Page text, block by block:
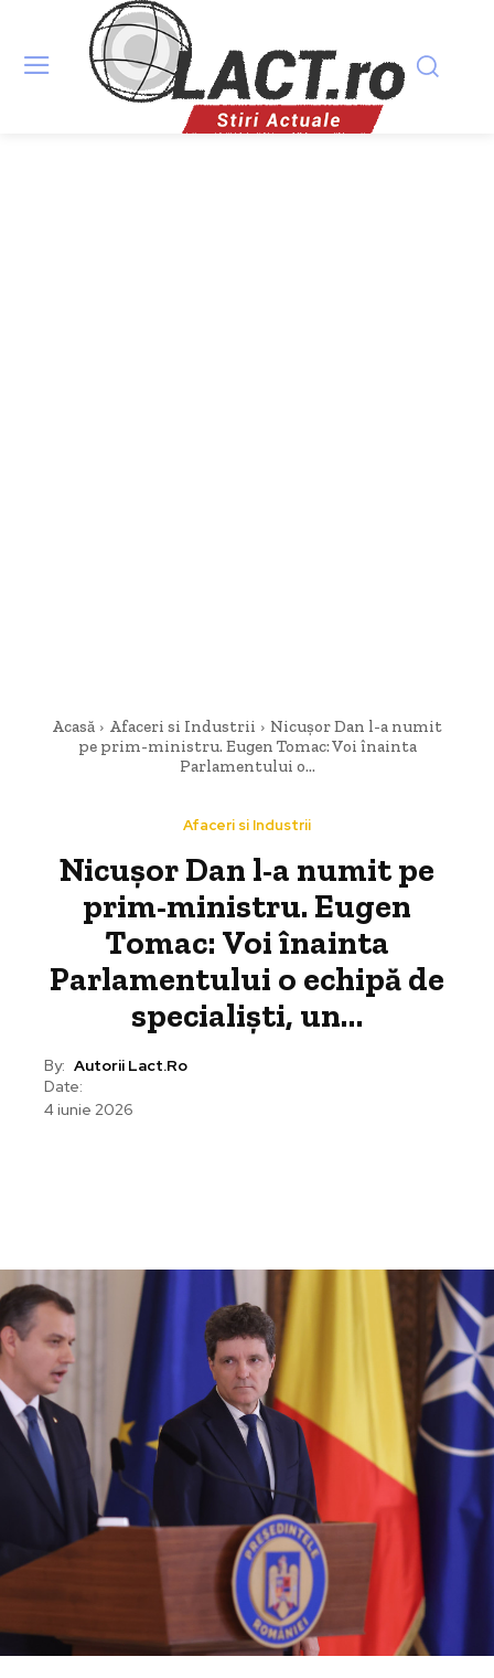
Acasă Afaceri si Industrii
Nicușor Dan l-a numit
pe prim-ministru. Eugen Tomac: Voi înainta
Parlamentului o...
Afaceri si Industrii
Nicușor Dan l-a numit pe
prim-ministru. Eugen
Tomac: Voi înainta
Parlamentului o echipă de
specialiști, un…
By: Autorii Lact.ro
Date:
4 iunie 2026